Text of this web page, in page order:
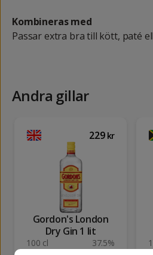
Kombineras med
Passar extra bra till kött, paté
Andra gillar
229 kr
Gordon's London
Dry Gin 1 lit
100 cl 37.5%